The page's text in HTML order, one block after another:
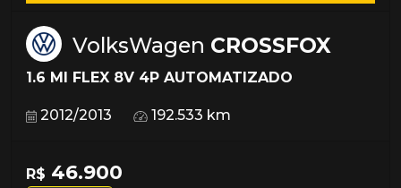
VolksWagen CROSSFOX
1.6 MI FLEX 8V 4P AUTOMATIZADO
2012/2013 192.533 km
R$ 46.900